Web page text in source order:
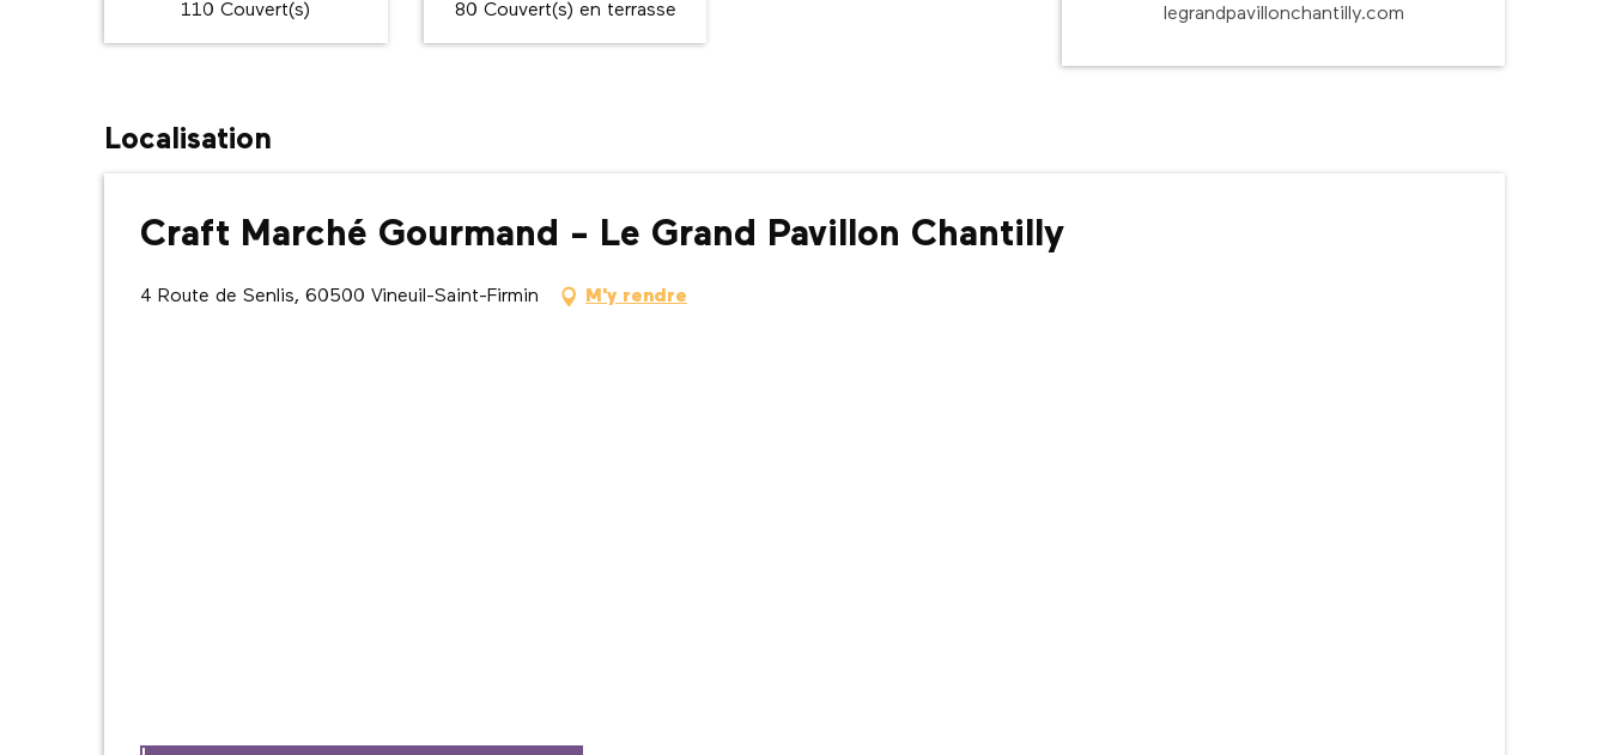
legrandpavillonchantilly.com
110 Couvert(s) 80 Couvert(s) en terrasse
Localisation
Craft Marché Gourmand - Le Grand Pavillon Chantilly
4 Route de Senlis, 60500 Vineuil-Saint-Firmin M'y rendre